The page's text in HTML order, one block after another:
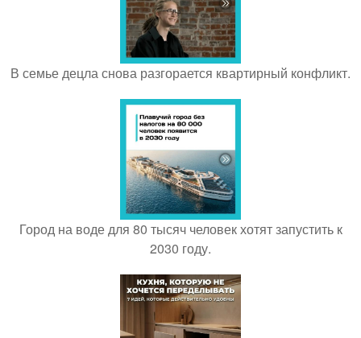
В семье децла снова разгорается квартирный конфликт.
Город на воде для 80 тысяч человек хотят запустить к
2030 году.